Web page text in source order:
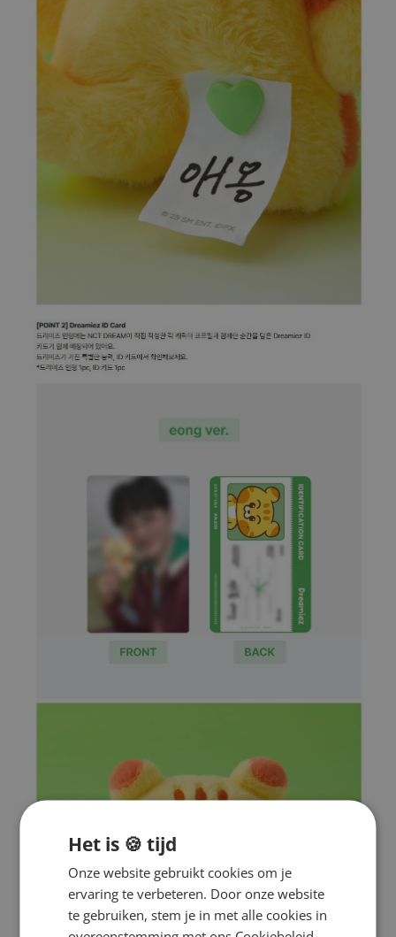
Het is 🍪 tijd
Onze website gebruikt cookies om je
ervaring te verbeteren. Door onze website
te gebruiken, stem je in met alle cookies in